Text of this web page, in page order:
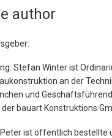
author
Stefan Winter ist
an der
und
bauart Konstruktions
Peter ist öffentlich bestellte